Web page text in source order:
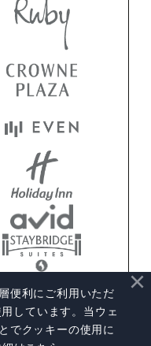
便利にご利用いただ
しています。当ウェ
でクッキーの使用に
×